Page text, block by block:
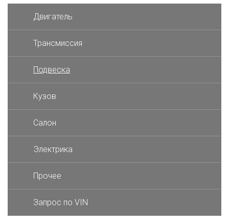
Двигатель
Трансмиссия
Подвеска
Кузов
Салон
Электрика
Прочее
Запрос по VIN